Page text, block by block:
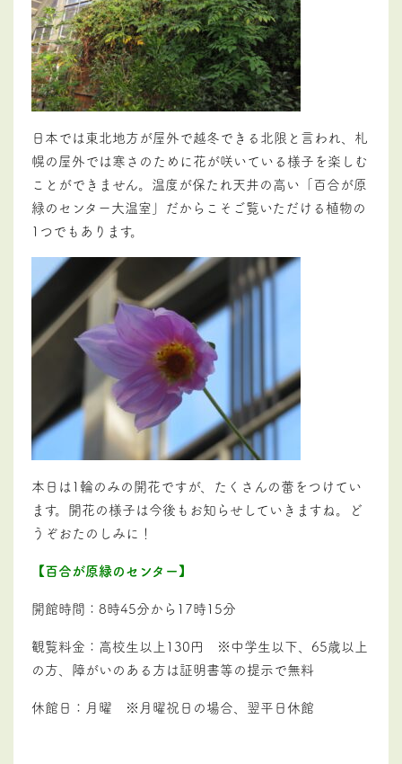
日本では東北地方が屋外で越冬できる北限と言われ、札
幌の屋外では寒さのために花が咲いている様子を楽しむ
ことができません。温度が保たれ天井の高い「百合が原
緑のセンター大温室」だからこそご覧いただける植物の
1 つでもあります。
本日は1輪のみの開花ですが、たくさんの蕾をつけてい
ます。開花の様子は今後もお知らせしていきますね。ど
うぞおたのしみに！
【百合が原緑のセンター】
開館時間： 8時45分から17時15分
観覧料金：高校生以上130円 ※中学生以下、65歳以上
の方、障がいのある方は証明書等の提示で無料
休館日：月曜 ※月曜祝日の場合、翌平日休館